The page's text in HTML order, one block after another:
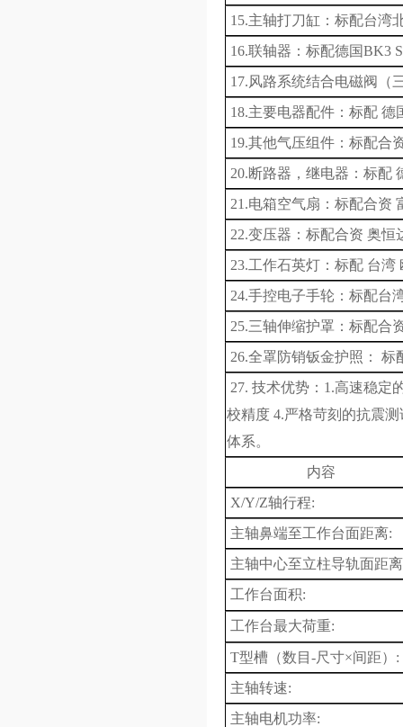
15.主轴打刀缸：标配台湾
16.联轴器：标配德国BK3
17.风路系统结合电磁阀（
18.主要电器配件：标配 德
19.其他气压组件：标配合
20.断路器，继电器：标配
21.电箱空气扇：标配合资
22.变压器：标配合资 奥恒
23.工作石英灯：标配 台湾
24.手控电子手轮：标配台
25.三轴伸缩护罩：标配合
26.全罩防销钣金护照： 标
27. 技术优势： 1.高速稳定
校精度 4.严格苛刻的抗震
体系。
内容
X/Y/Z轴行程:
主轴鼻端至工作台面距离:
主轴中心至立柱导轨面距离
工作台面积:
工作台最大荷重:
T型槽（数目-尺寸×间距） :
主轴转速:
主轴电机功率: